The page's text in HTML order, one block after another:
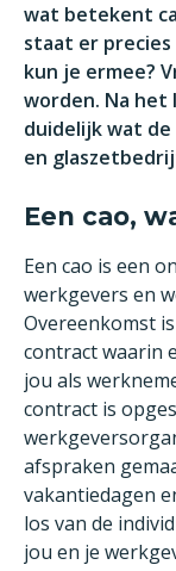
wat betekent
staat er precies
kun je ermee?
worden. Na het
duidelijk wat de
en
Een cao,
Een cao is een
werkgevers en
Overeenkomst
contract waarin
jou als
contract is
afspraken
vakantiedagen
los van de
jou en je